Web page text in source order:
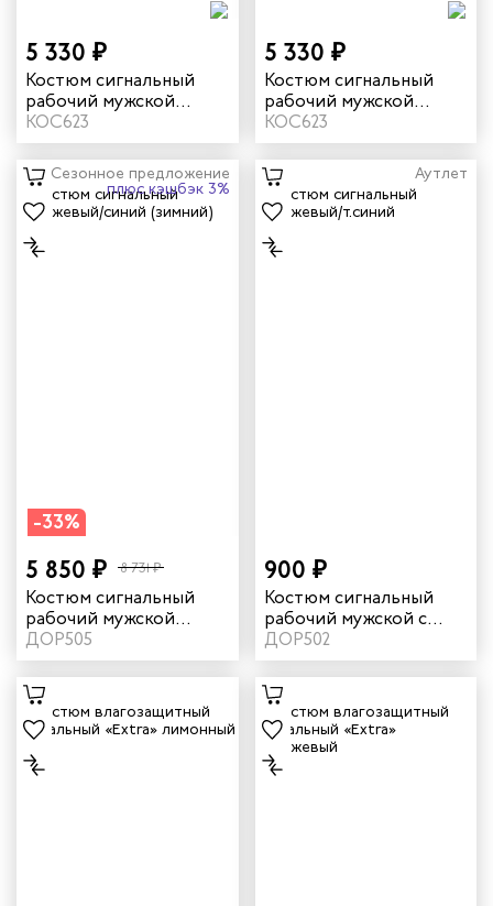
5 330 ₽
Костюм сигнальный
рабочий мужской
летний "Илион" цвет
желтый/темно-синий
КОС623
5 330 ₽
Костюм сигнальный
рабочий мужской
летний "Илион" цвет
оранжевый/темно-
серый
КОС623
Сезонное предложение
плюс кэшбэк 3%
-33%
5 850 ₽ 8 731 ₽
Костюм сигнальный
рабочий мужской
зимний цвет
оранжевый/синий
ДОР505
Аутлет
900 ₽
Костюм сигнальный
рабочий мужской с
СОП цвет оранжевый/
темно-синий
ДОР502